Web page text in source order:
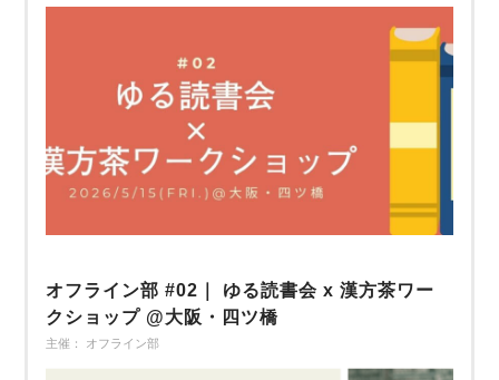
オフライン部 #02｜ ゆる読書会 x 漢方茶ワー
クショップ @大阪・四ツ橋
主催： オフライン部